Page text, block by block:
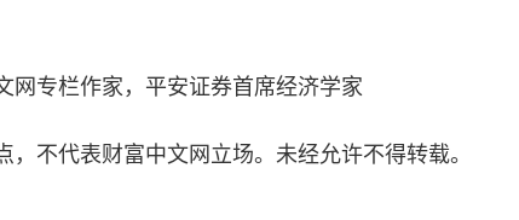
网专栏作家，平安证券首席经济学家
，不代表财富中文网立场。未经允许不得转载。